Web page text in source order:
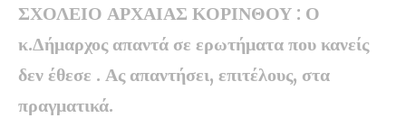
ΣΧΟΛΕΙΟ ΑΡΧΑΙΑΣ ΚΟΡΙΝΘΟΥ : Ο
κ.Δήμαρχος απαντά σε ερωτήματα που κανείς
δεν έθεσε . Ας απαντήσει, επιτέλους, στα
πραγματικά.